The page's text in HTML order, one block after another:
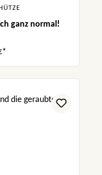
ganz normal!